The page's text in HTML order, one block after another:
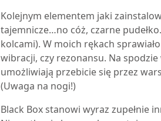
Kolejnym elementem jaki
tajemnicze…no cóż, czarne
kolcami). W moich rękach
wibracji, czy rezonansu. Na
umożliwiają przebicie się przez
(Uwaga na nogi!)
Black Box stanowi wyraz zupełnie